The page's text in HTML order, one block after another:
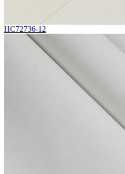
HC72736-12